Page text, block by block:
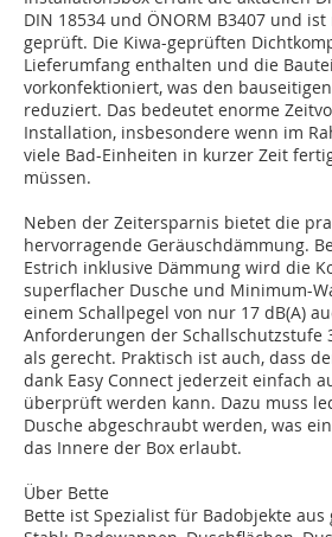
DIN 18534 und ÖNORM B3407 und ist
geprüft. Die Kiwa-geprüften
Lieferumfang enthalten und die
vorkonfektioniert, was den
reduziert. Das bedeutet enorme
Installation, insbesondere wenn im
viele Bad-Einheiten in kurzer Zeit
müssen.
Neben der Zeitersparnis bietet die
hervorragende Geräuschdämmung.
Estrich inklusive Dämmung wird die
superflacher Dusche und Minimum-
einem Schallpegel von nur 17 dB(A)
Anforderungen der Schallschutzstufe
als gerecht. Praktisch ist auch, dass
dank Easy Connect jederzeit einfach
überprüft werden kann. Dazu muss
Dusche abgeschraubt werden, was
das Innere der Box erlaubt.
Über Bette
Bette ist Spezialist für Badobjekte